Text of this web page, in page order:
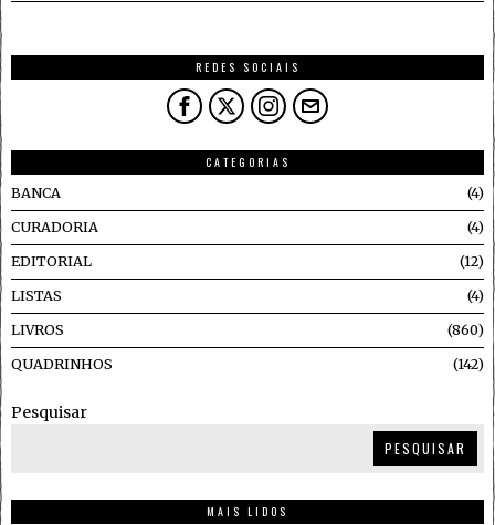
REDES SOCIAIS
CATEGORIAS
BANCA
4
CURADORIA 4
EDITORIAL 12
LISTAS 4
LIVROS 860
QUADRINHOS 142
Pesquisar
PESQUISAR
MAIS LIDOS